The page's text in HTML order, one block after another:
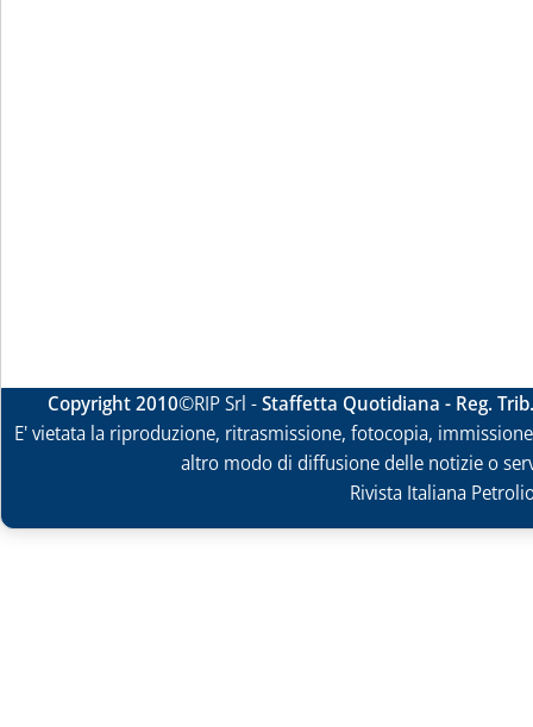
Copyright 2010©RIP Srl -Staffetta Quotidiana - Reg.
E' vietata la riproduzione, ritrasmissione, fotocopia,
altro modo di diffusione delle notizie o
Rivista Italiana